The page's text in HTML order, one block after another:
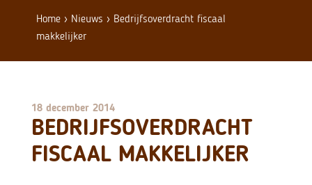
Home › Nieuws › Bedrijfsoverdracht fiscaal
makkelijker
18 december 2014
BEDRIJFSOVERDRACHT
FISCAAL MAKKELIJKER